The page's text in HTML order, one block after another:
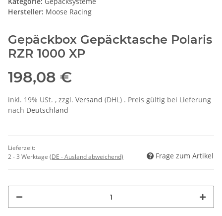
Hersteller: Moose Racing
Gepäckbox Gepäcktasche Polaris
RZR 1000 XP
198,08 €
inkl. 19% USt. , zzgl. Versand (DHL) . Preis gültig bei Lieferung
nach Deutschland
Lieferzeit:
2 - 3 Werktage (DE - Ausland abweichend) Frage zum Artikel